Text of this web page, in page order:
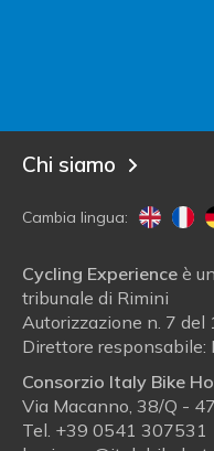
Chi siamo
Cambia lingua:
Cycling Experience è
tribunale di Rimini
Autorizzazione n. 7
Direttore responsabile:
Consorzio Italy Bike
Via Macanno, 38/Q -
Tel. +39 0541 307531